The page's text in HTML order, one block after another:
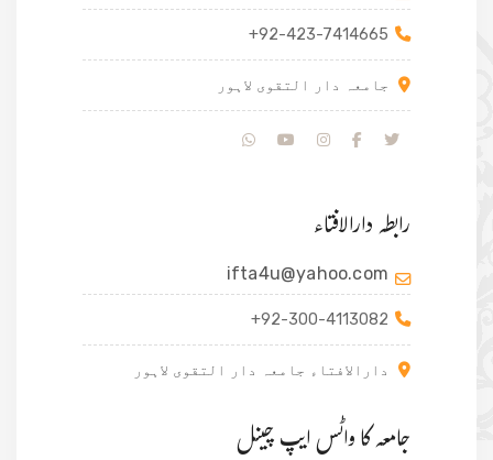
+92-423-7414665
جامعہ دار التقوی لاہور
رابطہ دارالافتاء
ifta4u@yahoo.com
+92-300-4113082
دارالافتاء جامعہ دار التقوی لاہور
جامعہ کا واٹس ایپ چینل